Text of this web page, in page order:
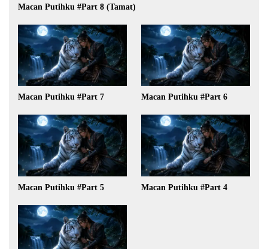
Macan Putihku #Part 8 (Tamat)
Macan Putihku #Part 7 Macan Putihku #Part 6
Macan Putihku #Part 5 Macan Putihku #Part 4